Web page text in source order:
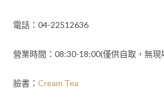
電話：04-22512636
營業時間：08:30-18:00(僅供自取，無現
臉書： Cream Tea